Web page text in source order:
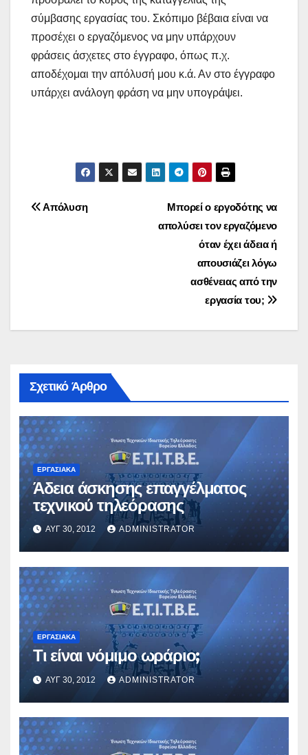
σύμβασης εργασίας του. Σκόπιμο βέβαια είναι να
προσέχει ο εργαζόμενος να μην υπάρχουν
φράσεις άσχετες στο έγγραφο, όπως π.χ.
αποδέχομαι την απόλυσή μου κ.ά. Αν στο έγγραφο
υπάρχει ανάλογη φράση να μην υπογράψει.
Πλοήγηση
Μπορεί ο εργοδότης να
απολύσει τον εργαζόμενο
όταν έχει άδεια ή
απουσιάζει λόγω
ασθένειας από την
εργασία του;
Απόλυση
Σχετικό Άρθρο
ΕΡΓΑΣΙΑΚΆ
Άδεια άσκησης επαγγέλματος
τεχνικού τηλεόρασης
ΑΥΓ 30, 2012 ADMINISTRATOR
ΕΡΓΑΣΙΑΚΆ
Τι είναι νόμιμο ωράριο;
ΑΥΓ 30, 2012 ADMINISTRATOR